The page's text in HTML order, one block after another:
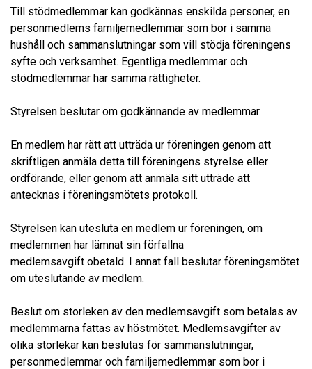
Till stödmedlemmar kan godkännas enskilda personer, en
personmedlems familjemedlemmar som bor i samma
hushåll och sammanslutningar som vill stödja föreningens
syfte och verksamhet. Egentliga medlemmar och
stödmedlemmar har samma rättigheter.
Styrelsen beslutar om godkännande av medlemmar.
En medlem har rätt att utträda ur föreningen genom att
skriftligen anmäla detta till föreningens styrelse eller
ordförande, eller genom att anmäla sitt utträde att
antecknas i föreningsmötets protokoll.
Styrelsen kan utesluta en medlem ur föreningen, om
medlemmen har lämnat sin förfallna
medlemsavgift obetald. I annat fall beslutar föreningsmötet
om uteslutande av medlem.
Beslut om storleken av den medlemsavgift som betalas av
medlemmarna fattas av höstmötet. Medlemsavgifter av
olika storlekar kan beslutas för sammanslutningar,
personmedlemmar och familjemedlemmar som bor i